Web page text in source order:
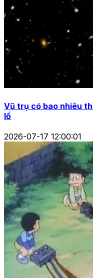
Vũ trụ có bao nhiêu
lồ
2026-07-17 12:00:01